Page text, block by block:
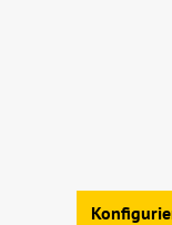
Allgemeine